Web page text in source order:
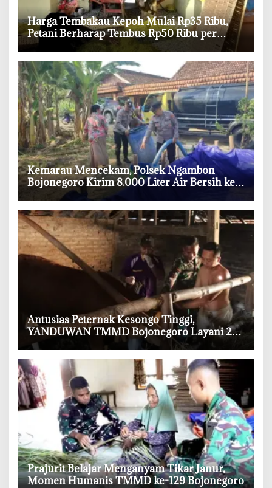
Harga Tembakau Kepoh Mulai Rp35 Ribu,
Petani Berharap Tembus Rp50 Ribu per
Kilogram
‎Kemarau Mencekam, Polsek Ngambon
Bojonegoro Kirim 8.000 Liter Air Bersih ke
Warga Bondol
‎Antusias Peternak Kesongo Tinggi,
YANDUWAN TMMD Bojonegoro Layani 278
Ternak
‎Prajurit Belajar Menganyam Tikar Janur,
Momen Humanis TMMD ke-129 Bojonegoro